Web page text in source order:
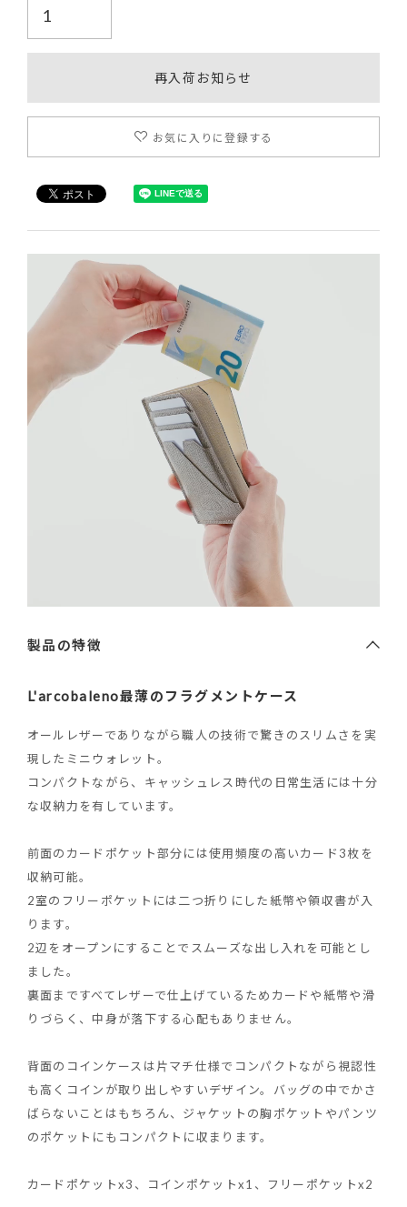
お気に入りに登録する
再入荷お知らせ
製品の特徴
L'arcobaleno最薄のフラグメントケース
オールレザーでありながら職人の技術で驚きのスリムさを実
現したミニウォレット。
コンパクトながら、キャッシュレス時代の日常生活には十分
な収納力を有しています。
前面のカードポケット部分には使用頻度の高いカード3枚を
収納可能。
2室のフリーポケットには二つ折りにした紙幣や領収書が入
ります。
2辺をオープンにすることでスムーズな出し入れを可能とし
ました。
裏面まですべてレザーで仕上げているためカードや紙幣や滑
りづらく、中身が落下する心配もありません。
背面のコインケースは片マチ仕様でコンパクトながら視認性
も高くコインが取り出しやすいデザイン。バッグの中でかさ
ばらないことはもちろん、ジャケットの胸ポケットやパンツ
のポケットにもコンパクトに収まります。
カードポケットx3、コインポケットx1、フリーポケットx2